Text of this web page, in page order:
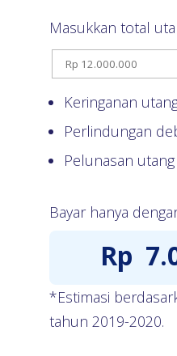
Masukkan total
Keringanan
Perlindungan
Pelunasan
Bayar hanya
Rp
*Estimasi
tahun 2019-2020.